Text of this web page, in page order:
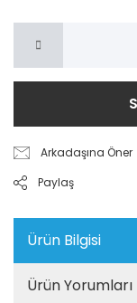
Arkadaşına Öner
Paylaş
Ürün Bilgisi
Ürün Yorumları